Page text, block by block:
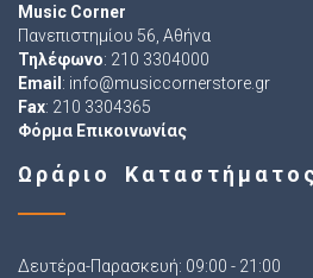
Music Corner
Πανεπιστημίου 56, Αθήνα
Τηλέφωνο: 210 3304000
Email : info@musiccornerstore.gr
Fax: 210 3304365
Φόρμα Επικοινωνίας
Ωράριο
Δευτέρα-Παρασκευή: 09:00 - 21:00